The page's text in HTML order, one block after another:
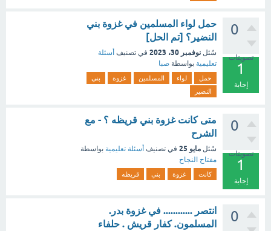
0
تصويتات
1
إجابة
حمل لواء المسلمين في غزوة بني
النضير؟ [تم الحل]
سُئل نوفمبر 30، 2023 في تصنيف أسئلة
تعليمية بواسطة صبا
حمل لواء المسلمين غزوة
بني
النضير
0
تصويتات
1
إجابة
متى كانت غزوة بني قريظه ؟ - مع
الشرح
سُئل مايو 25 في تصنيف أسئلة تعليمية بواسطة
مفتاح النجاح
كانت غزوة بني قريظه
0
انتصر ............ في غزوة بدر.
المسلمون. كفار قريش . حلفاء